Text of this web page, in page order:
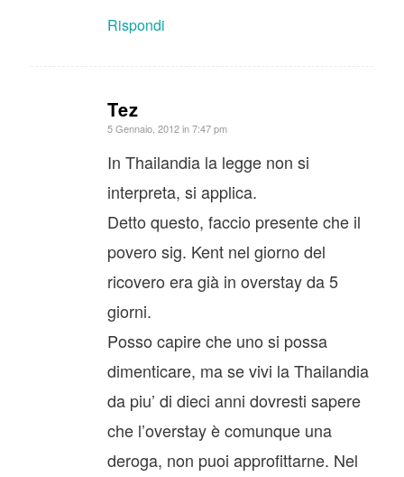
Rispondi
Tez
dice:
5 Gennaio, 2012 in 7:47 pm
In Thailandia la legge non si
interpreta, si applica.
Detto questo, faccio presente che il
povero sig. Kent nel giorno del
ricovero era già in overstay da 5
giorni.
Posso capire che uno si possa
dimenticare, ma se vivi la Thailandia
da piu’ di dieci anni dovresti sapere
che l’overstay è comunque una
deroga, non puoi approfittarne. Nel